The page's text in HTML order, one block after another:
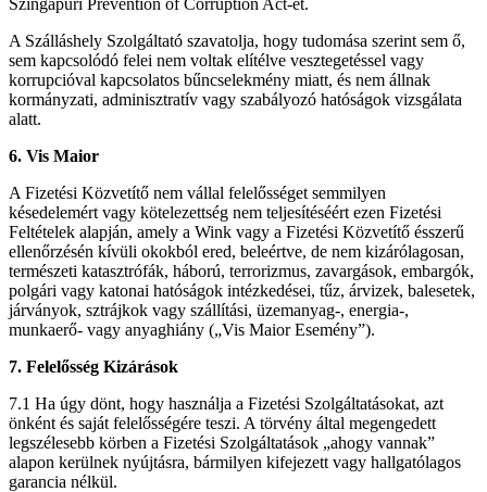
A Szálláshely Szolgáltató szavatolja, hogy tudomása szerint sem ő,
sem kapcsolódó felei nem voltak elítélve vesztegetéssel vagy
korrupcióval kapcsolatos bűncselekmény miatt, és nem állnak
kormányzati, adminisztratív vagy szabályozó hatóságok vizsgálata
alatt.
6. Vis Maior
A Fizetési Közvetítő nem vállal felelősséget semmilyen
késedelemért vagy kötelezettség nem teljesítéséért ezen Fizetési
Feltételek alapján, amely a Wink vagy a Fizetési Közvetítő ésszerű
ellenőrzésén kívüli okokból ered, beleértve, de nem kizárólagosan,
természeti katasztrófák, háború, terrorizmus, zavargások, embargók,
polgári vagy katonai hatóságok intézkedései, tűz, árvizek, balesetek,
járványok, sztrájkok vagy szállítási, üzemanyag-, energia-,
munkaerő- vagy anyaghiány („Vis Maior Esemény”).
7. Felelősség Kizárások
7.1 Ha úgy dönt, hogy használja a Fizetési Szolgáltatásokat, azt
önként és saját felelősségére teszi. A törvény által megengedett
legszélesebb körben a Fizetési Szolgáltatások „ahogy vannak”
alapon kerülnek nyújtásra, bármilyen kifejezett vagy hallgatólagos
garancia nélkül.